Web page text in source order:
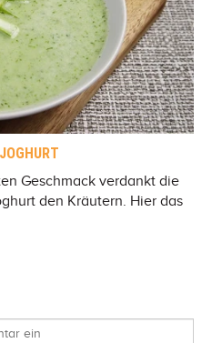
Geschmack verdankt die
den Kräutern. Hier das